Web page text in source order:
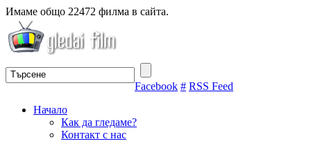
Имаме общо 22472 филма в сайта.
Facebook # RSS Feed
Начало
Как да гледаме?
Контакт с нас